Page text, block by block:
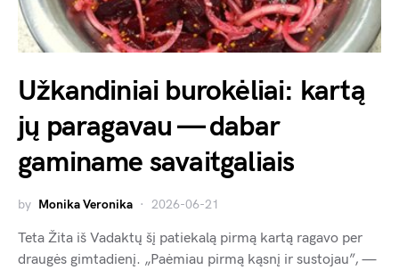
Užkandiniai burokėliai: kartą
jų paragavau — dabar
gaminame savaitgaliais
by Monika Veronika 2026-06-21
Teta Žita iš Vadaktų šį patiekalą pirmą kartą ragavo per
draugės gimtadienį. „Paėmiau pirmą kąsnį ir sustojau”, —